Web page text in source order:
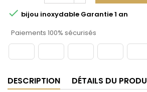
 bijou inoxydable Garantie 1 an
Paiements 100% sécurisés
DESCRIPTION DÉTAILS DU